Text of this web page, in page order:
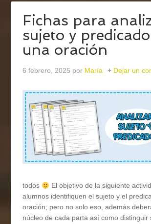
Fichas para
sujeto y
una oración
6 febrero, 2025 por María Dejar un
todos
El objetivo de la siguiente
alumnos identifiquen el sujeto y el
oración; pero no solo eso, además
núcleo de cada parta así como distinguir